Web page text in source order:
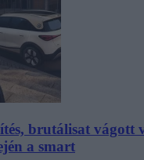
brutálisat vágott
a smart